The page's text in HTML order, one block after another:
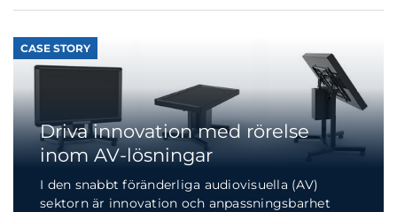
CASE STORY
Driva innovation med rörelse
inom AV-lösningar
I den snabbt föränderliga audiovisuella (AV)
sektorn är innovation och anpassningsbarhet